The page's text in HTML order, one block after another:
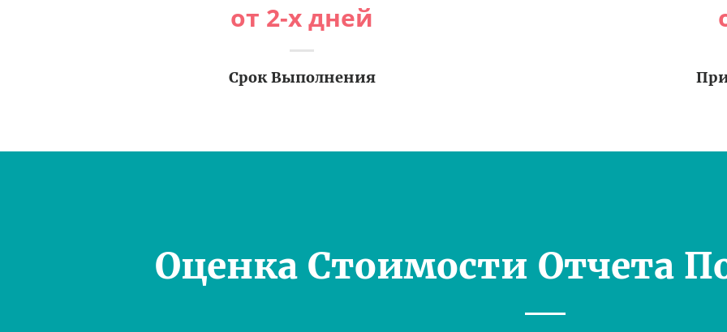
от 2-х дней
Срок Выполнения
Оценка Стоимости Отчета